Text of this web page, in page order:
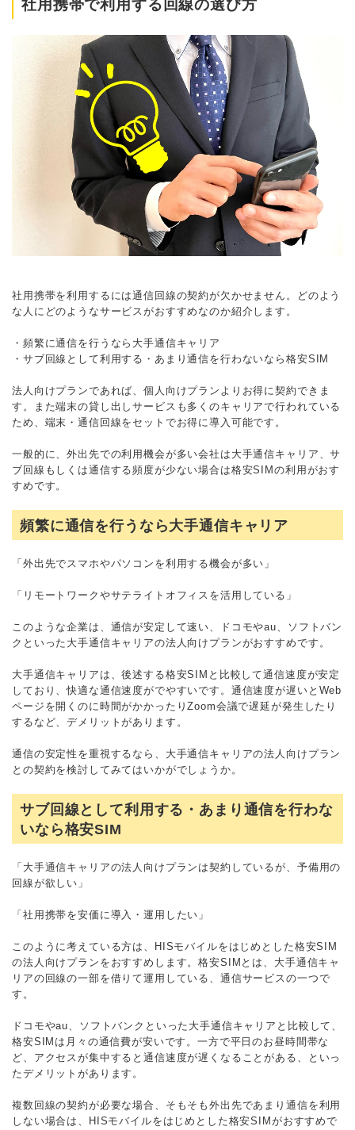
社用携帯で利用する回線の選び方
社用携帯を利用するには通信回線の契約が欠かせません。どのよう
な人にどのようなサービスがおすすめなのか紹介します。
・頻繁に通信を行うなら大手通信キャリア
・サブ回線として利用する・あまり通信を行わないなら格安SIM
法人向けプランであれば、個人向けプランよりお得に契約できま
す。また端末の貸し出しサービスも多くのキャリアで行われている
ため、端末・通信回線をセットでお得に導入可能です。
一般的に、外出先での利用機会が多い会社は大手通信キャリア、サ
ブ回線もしくは通信する頻度が少ない場合は格安SIMの利用がおす
すめです。
頻繁に通信を行うなら大手通信キャリア
「外出先でスマホやパソコンを利用する機会が多い」
「リモートワークやサテライトオフィスを活用している」
このような企業は、通信が安定して速い、ドコモやau、ソフトバン
クといった大手通信キャリアの法人向けプランがおすすめです。
大手通信キャリアは、後述する格安SIMと比較して通信速度が安定
しており、快適な通信速度がでやすいです。通信速度が遅いとWeb
ページを開くのに時間がかかったりZoom会議で遅延が発生したり
するなど、デメリットがあります。
通信の安定性を重視するなら、大手通信キャリアの法人向けプラン
との契約を検討してみてはいかがでしょうか。
サブ回線として利用する・あまり通信を行わな
いなら格安SIM
「大手通信キャリアの法人向けプランは契約しているが、予備用の
回線が欲しい」
「社用携帯を安価に導入・運用したい」
このように考えている方は、HISモバイルをはじめとした格安SIM
の法人向けプランをおすすめします。格安SIMとは、大手通信キャ
リアの回線の一部を借りて運用している、通信サービスの一つで
す。
ドコモやau、ソフトバンクといった大手通信キャリアと比較して、
格安SIMは月々の通信費が安いです。一方で平日のお昼時間帯な
ど、アクセスが集中すると通信速度が遅くなることがある、といっ
たデメリットがあります。
複数回線の契約が必要な場合、そもそも外出先であまり通信を利用
しない場合は、HISモバイルをはじめとした格安SIMがおすすめで